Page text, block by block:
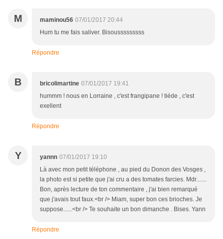
M maminou56 07/01/2017 20:44
Hum tu me fais saliver. Bisousssssssss
Répondre
B bricolimartine 07/01/2017 19:41
hummm ! nous en Lorraine , c'est frangipane ! tiéde , c'est
exellent
Répondre
Y yannn 07/01/2017 19:10
Là avec mon petit téléphone , au pied du Donon des Vosges ,
la photo est si petite que j'ai cru a des tomates farcies. Mdr.......
Bon, après lecture de ton commentaire , j'ai bien remarqué
que j'avais tout faux.<br /> Miam, super bon ces brioches. Je
suppose......<br /> Te souhaite un bon dimanche . Bises. Yann
Répondre